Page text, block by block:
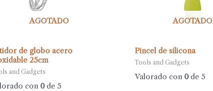
AGOTADO
de globo acero
25cm
and Gadgets
con 0de 5
AGOTADO
Pincel de silicona
Tools and Gadgets
Valorado con 0de 5